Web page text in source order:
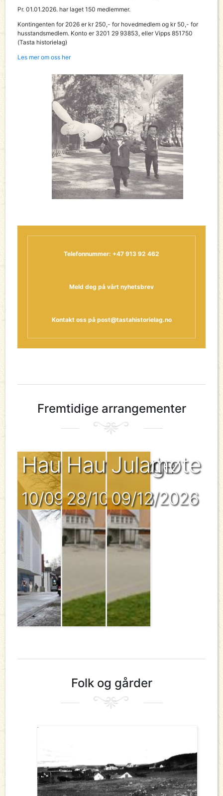
Pr. 01.01.2026. har laget 150 medlemmer.
Kontingenten for 2026 er kr 250,- for hovedmedlem og kr 50,- for
husstandsmedlem. Konto er 3201 29 93853, eller Vipps 851750
(Tasta historielag)
Les mer om oss her
Telefonnummer: +47 913 92 462
Meld deg på vårt nyhetsbrev
Kontakt oss på post@tastahistorielag.no
Fremtidige arrangementer
Haustvandring
10/09/2026
Haustmøte
28/10/2026
Julamøte
09/12/2026
Folk og gårder